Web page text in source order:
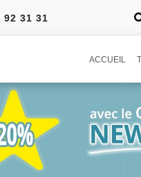
92 31 31
ACCUEIL